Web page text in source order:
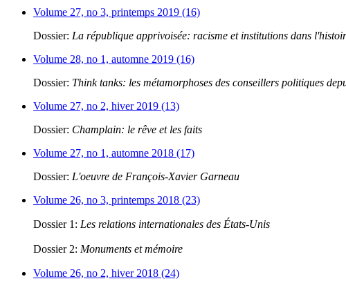
Volume 27, no 3, printemps 2019 (16)
Dossier: La république apprivoisée: racisme et institutions dans
Volume 28, no 1, automne 2019 (16)
Dossier: Think tanks: les métamorphoses des conseillers politiques
Volume 27, no 2, hiver 2019 (13)
Dossier: Champlain: le rêve et les faits
Volume 27, no 1, automne 2018 (17)
Dossier: L'oeuvre de François-Xavier Garneau
Volume 26, no 3, printemps 2018 (23)
Dossier 1: Les relations internationales des États-Unis
Dossier 2: Monuments et mémoire
Volume 26, no 2, hiver 2018 (24)